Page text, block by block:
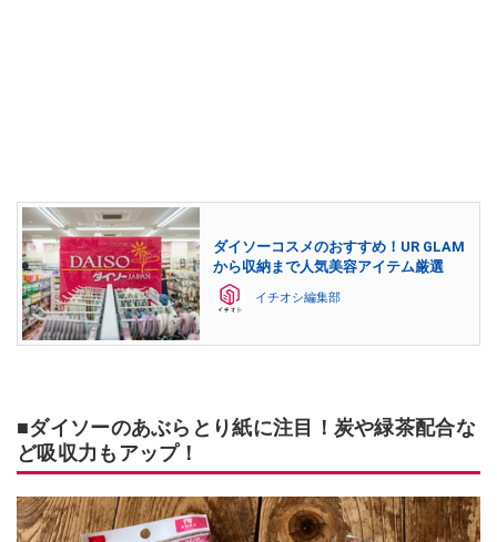
ダイソーコスメのおすすめ！UR GLAM
から収納まで人気美容アイテム厳選
イチオシ編集部
■ダイソーのあぶらとり紙に注目！炭や緑茶配合な
ど吸収力もアップ！